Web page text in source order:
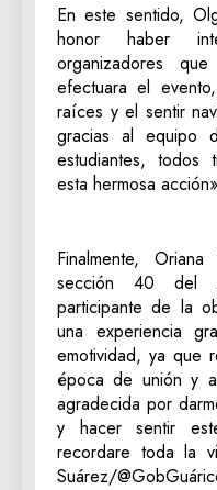
En este sentido,
honor haber
organizadores
efectuara el
raíces y el sentir
gracias al equipo
estudiantes, todos
esta hermosa
Finalmente,
sección 40 del
participante de la
una experiencia
emotividad, ya que
época de unión y
agradecida por
y hacer sentir
recordare toda la
Suárez/